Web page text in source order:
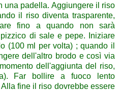
una padella. Aggiungere il riso
il riso diventa trasparente,
fino a quando non sarà
di sale e pepe.
Iniziare
(100 ml per volta) ; quando il
dell'altro brodo e così via
dell'aggiunta del riso,
Far bollire a fuoco lento
Alla fine il riso dovrebbe essere